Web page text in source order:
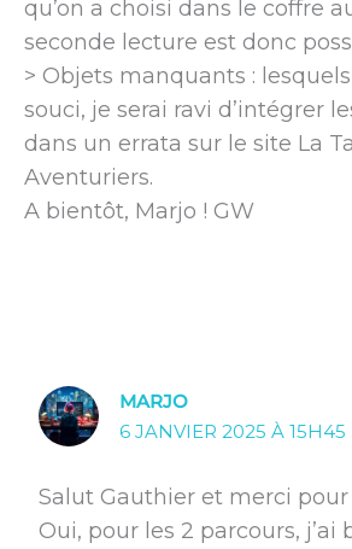
qu’on a choisi dans le coffre
seconde lecture est donc
> Objets manquants : lesquels
souci, je serai ravi d’intégrer
dans un errata sur le site La
Aventuriers.
A bientôt, Marjo ! GW
MARJO
6 JANVIER 2025 À 15H45
Salut Gauthier et merci
Oui, pour les 2 parcours, j’ai